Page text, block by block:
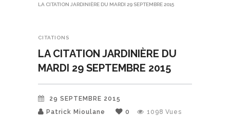
LA CITATION JARDINIÈRE DU MARDI 29 SEPTEMBRE 2015
CITATIONS
LA CITATION JARDINIÈRE DU
MARDI 29 SEPTEMBRE 2015
29 SEPTEMBRE 2015
Patrick Mioulane
0 1098 Vues